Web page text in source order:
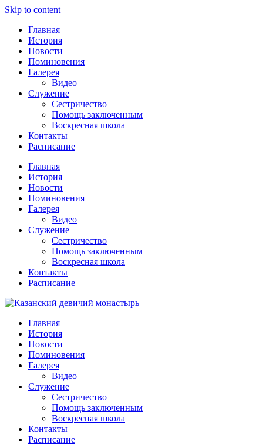
Skip to content
Главная
История
Новости
Поминовения
Галерея
Видео
Служение
Сестричество
Помощь заключенным
Воскресная школа
Контакты
Расписание
Главная
История
Новости
Поминовения
Галерея
Видео
Служение
Сестричество
Помощь заключенным
Воскресная школа
Контакты
Расписание
Главная
История
Новости
Поминовения
Галерея
Видео
Служение
Сестричество
Помощь заключенным
Воскресная школа
Контакты
Расписание